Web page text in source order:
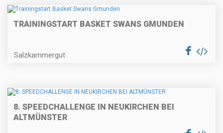
TRAININGSTART BASKET SWANS GMUNDEN
Salzkammergut
8. SPEEDCHALLENGE IN NEUKIRCHEN BEI
ALTMÜNSTER